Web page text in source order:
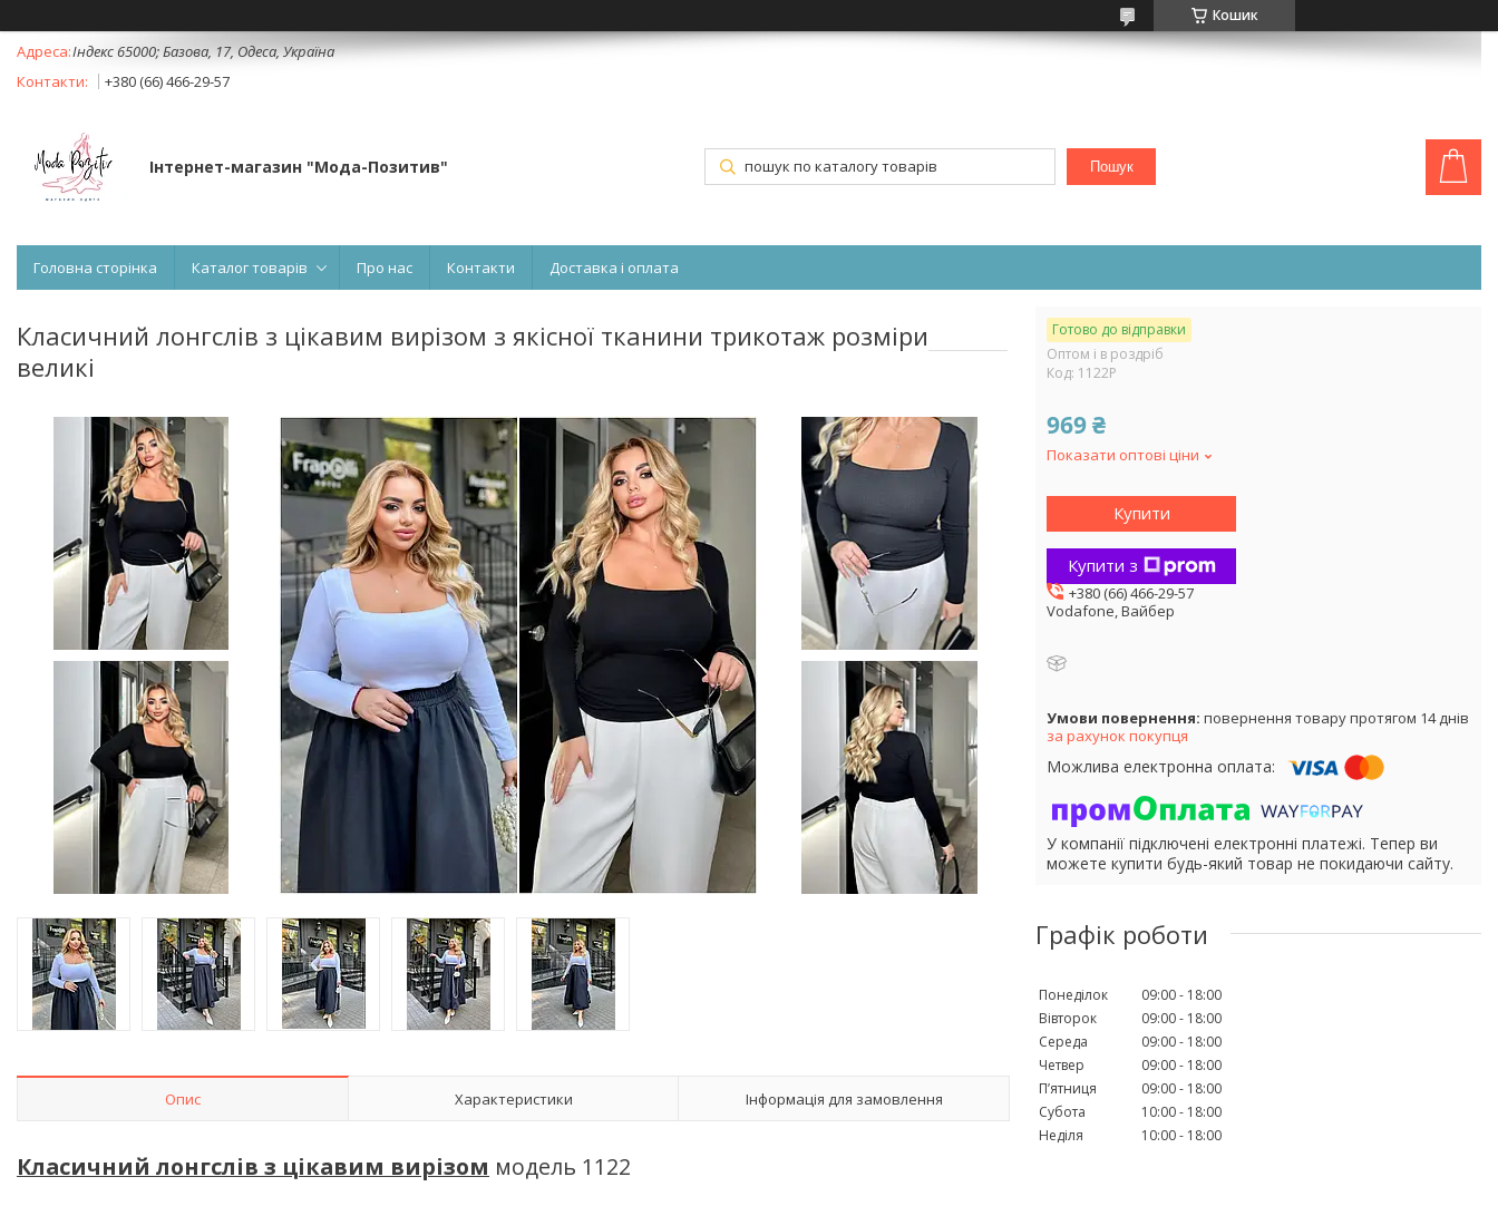
Кошик
Індекс 65000; Базова, 17, Одеса, Україна
+380 (66) 466-29-57
Інтернет-магазин "Мода-Позитив" Пошук
Головна сторінка Каталог товарів Про нас Контакти Доставка і оплата
Класичний лонгслів з цікавим вирізом з якісної тканини трикотаж розміри
великі
Опис Характеристики Інформація для замовлення
Класичний лонгслів з цікавим вирізом модель 1122
Готово до відправки
Оптом і в роздріб
Код: 1122Р
969 ₴
Показати оптові ціни
Купити
Купити з
+380 (66) 466-29-57
Vodafone, Вайбер
повернення товару протягом 14 днів
за рахунок покупця
У компанії підключені електронні платежі. Тепер ви
можете купити будь-який товар не покидаючи сайту.
Графік роботи
Понеділок 09:00
18:00
Вівторок
09:00
18:00
Середа
09:00
18:00
Четвер
09:00
18:00
Пʼятниця
09:00
18:00
Субота
10:00
18:00
Неділя
10:00 18:00